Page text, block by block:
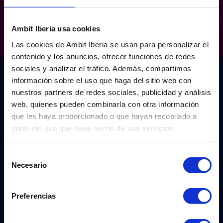
Ambit Iberia usa cookies
Las cookies de Ambit Iberia se usan para personalizar el
contenido y los anuncios, ofrecer funciones de redes
sociales y analizar el tráfico. Además, compartimos
información sobre el uso que haga del sitio web con
nuestros partners de redes sociales, publicidad y análisis
web, quienes pueden combinarla con otra información
que les haya proporcionado o que hayan recopilado a
partir del uso que haya hecho de sus servicios.
Necesario
Preferencias
¿Te ayudamos?
Envíanos este formulario y contactaremos
contigo lo antes posible
Nombre*